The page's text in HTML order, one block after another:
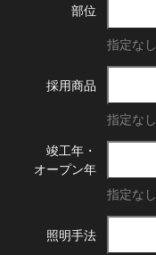
部位
指定なし
採用商品
指定なし
竣工年・
オープン年
指定なし
照明手法